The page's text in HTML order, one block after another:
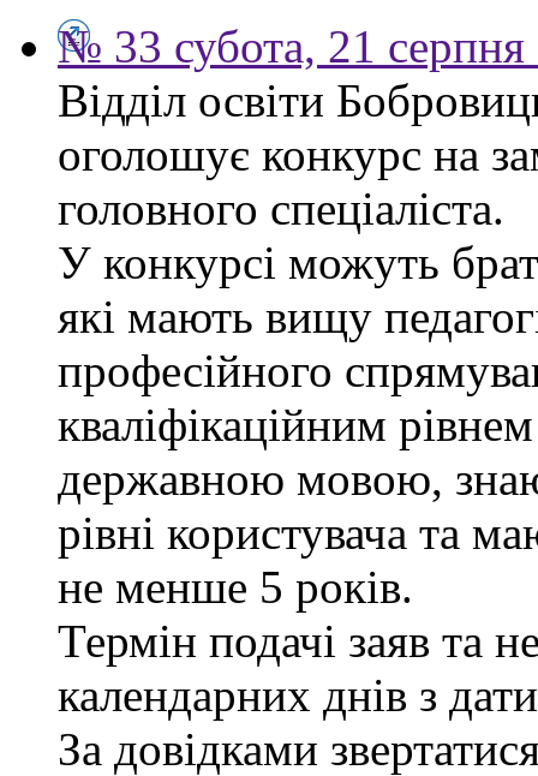
№ 33 субота, 21
Відділ освіти
оголошує конкурс на
головного спеціаліста.
У конкурсі можуть
які мають вищу
професійного
кваліфікаційним
державною мовою,
рівні користувача та
не менше 5 років.
Термін подачі заяв та
календарних днів з
За довідками